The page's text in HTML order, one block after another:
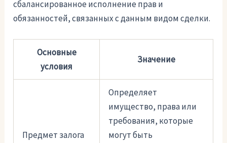
сбалансированное исполнение прав и
обязанностей, связанных с данным видом сделки.
Основные
условия
Значение
Предмет залога
Определяет
имущество, права или
требования, которые
могут быть